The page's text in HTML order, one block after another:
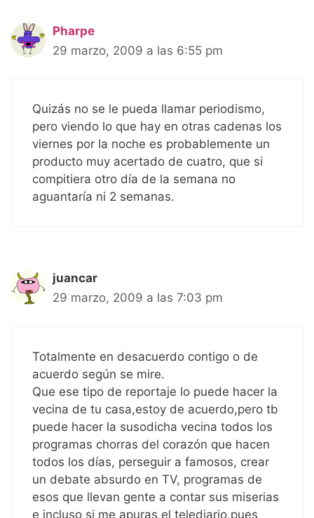
Pharpe
29 marzo, 2009 a las 6:55 pm
Quizás no se le pueda llamar periodismo,
pero viendo lo que hay en otras cadenas los
viernes por la noche es probablemente un
producto muy acertado de cuatro, que si
compitiera otro día de la semana no
aguantaría ni 2 semanas.
juancar
29 marzo, 2009 a las 7:03 pm
Totalmente en desacuerdo contigo o de
acuerdo según se mire.
Que ese tipo de reportaje lo puede hacer la
vecina de tu casa,estoy de acuerdo,pero tb
puede hacer la susodicha vecina todos los
programas chorras del corazón que hacen
todos los días, perseguir a famosos, crear
un debate absurdo en TV, programas de
esos que llevan gente a contar sus miserias
e incluso si me apuras el telediario,pues